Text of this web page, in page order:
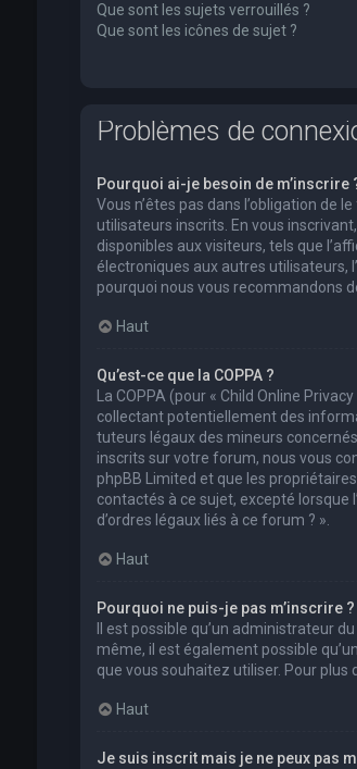
Que sont les sujets verrouillés ?
Que sont les icônes de sujet ?
Problèmes de
Pourquoi ai-je besoin de m’inscrire
Vous n’êtes pas dans l’obligation
utilisateurs inscrits. En vous
disponibles aux visiteurs, tels que
électroniques aux autres utilisateurs,
pourquoi nous vous recommandons
Haut
Qu’est-ce que la COPPA ?
La COPPA (pour « Child Online
collectant potentiellement des
tuteurs légaux des mineurs
inscrits sur votre forum, nous vous
phpBB Limited et que les
contactés à ce sujet, excepté lorsque
d’ordres légaux liés à ce forum ? ».
Haut
Pourquoi ne puis-je pas m’inscrire ?
Il est possible qu’un administrateur
même, il est également possible
que vous souhaitez utiliser. Pour
Haut
Je suis inscrit mais je ne peux pas